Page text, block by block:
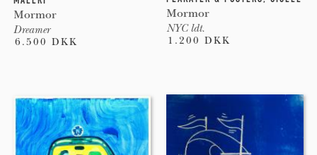
Mormor
Dreamer
6.500 DKK
Mormor
NYC ldt.
1.200 DKK